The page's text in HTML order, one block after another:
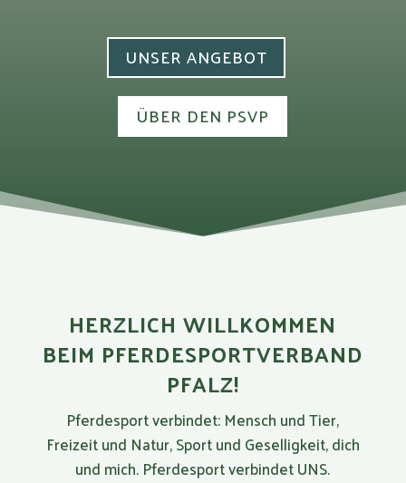
UNSER ANGEBOT
ÜBER DEN PSVP
HERZLICH WILLKOMMEN
BEIM PFERDESPORTVERBAND
PFALZ!
Pferdesport verbindet: Mensch und Tier,
Freizeit und Natur, Sport und Geselligkeit, dich
und mich. Pferdesport verbindet UNS.